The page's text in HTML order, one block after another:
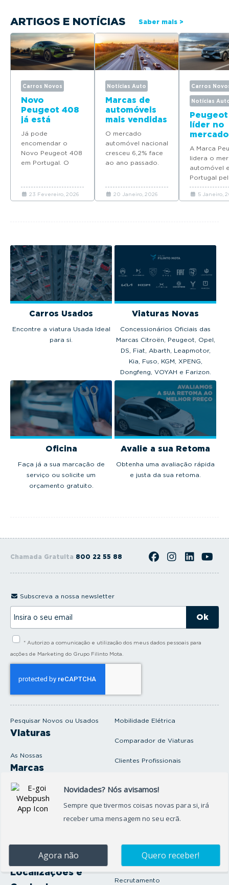
ARTIGOS E NOTÍCIAS Saber mais >
Carros Novos
Novo
Peugeot 408
já está
disponível
para
encomenda
em Portugal
Já pode
encomendar o
Novo Peugeot 408
em Portugal. O
com preços a
partir de 37.065
23 Fevereiro, 2026
Notícias Auto
Marcas de
automóveis
mais vendidas
em Portugal
em 2025
O mercado
automóvel nacional
cresceu 6,2% face
ao ano passado.
automóveis novos
venderam em
20 Janeiro, 2026
Carros
Notícias
líder no
mercado
quatro
modelos
Top 10
vendas
2025
A Marca
lidera o
automóvel
Portugal
ano
coloca
5 Janeiro,
Carros Usados
Encontre a viatura Usada Ideal
para si.
Viaturas Novas
Concessionários Oficiais das
Marcas Citroën, Peugeot, Opel,
DS, Fiat, Abarth, Leapmotor,
Kia, Fuso, KGM, XPENG,
Dongfeng, VOYAH e Farizon.
Oficina
Faça já a sua marcação de
serviço ou solicite um
orçamento gratuito.
Avalie a sua Retoma
Obtenha uma avaliação rápida
e justa da sua retoma.
Chamada Gratuita 800 22 55 88
Pesquisar Novos ou Usados
Viaturas
As Nossas
Marcas
Produtos e serviços
Oficina
Onde Estamos
Localizações e
Mobilidade Elétrica
Comparador de Viaturas
Clientes Profissionais
Seguros Protector
Artigos e Notícias
Recrutamento
Subscreva a nossa newsletter
s
l
* Autorizo a comunicação e utilização dos meus dados pessoais para
acções de Marketing do Grupo Filinto Mota.